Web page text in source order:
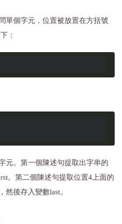
單個字元，位置被放置在方括號
：
元。第一個陳述句提取出字串的
。第二個陳述句提取位置4上面的
然後存入變數last。